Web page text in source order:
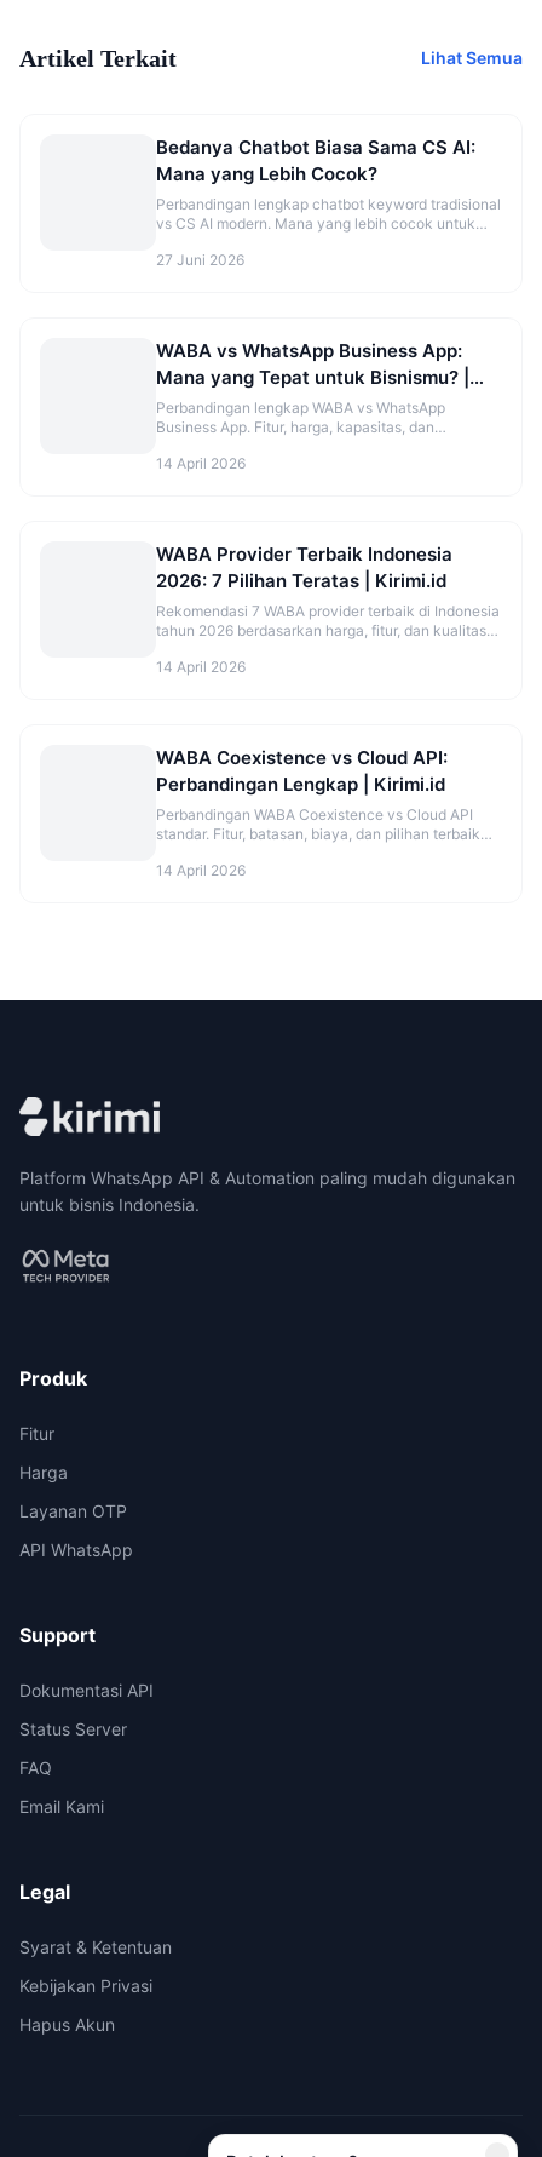
Artikel Terkait Lihat Semua
Bedanya Chatbot Biasa Sama CS AI:
Mana yang Lebih Cocok?
Perbandingan lengkap chatbot keyword tradisional
vs CS AI modern. Mana yang lebih cocok untuk
27 Juni 2026
WABA vs WhatsApp Business App:
Mana yang Tepat untuk Bisnismu? |
Kirimi.id
Perbandingan lengkap WABA vs WhatsApp
Business App. Fitur, harga, kapasitas, dan
2026.
14 April 2026
WABA Provider Terbaik Indonesia
2026: 7 Pilihan Teratas | Kirimi.id
Rekomendasi 7 WABA provider terbaik di Indonesia
tahun 2026 berdasarkan harga, fitur, dan kualitas
14 April 2026
WABA Coexistence vs Cloud API:
Perbandingan Lengkap | Kirimi.id
Perbandingan WABA Coexistence vs Cloud API
standar. Fitur, batasan, biaya, dan pilihan terbaik
14 April 2026
Platform WhatsApp API & Automation paling mudah digunakan
untuk bisnis Indonesia.
Produk
Fitur
Harga
Layanan OTP
API WhatsApp
Support
Dokumentasi API
Status Server
FAQ
Email Kami
Legal
Syarat & Ketentuan
Kebijakan Privasi
Hapus Akun